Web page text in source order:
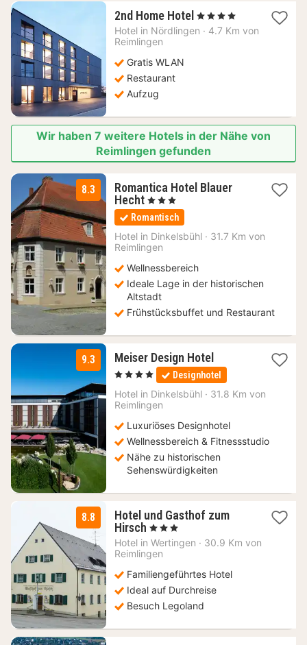
2nd Home Hotel 1
Nacht
, 4 Sterne
Hotel in Nördlingen · 4.7 Km von
Reimlingen
Gratis WLAN
Restaurant
Aufzug
Wir haben 7 weitere Hotels in der Nähe von
Reimlingen gefunden
8.3
Romantica Hotel Blauer
Hecht 1
Nacht
ab
88,83
€
, 3 Sterne
Romantisch
Hotel in Dinkelsbühl · 31.7 Km von
Reimlingen
Wellnessbereich
Ideale Lage in der historischen
Altstadt
Frühstücksbuffet und Restaurant
9.3 Meiser Design Hotel1
Nacht
ab
139
, 4 Sterne Designhotel
Hotel in Dinkelsbühl · 31.8 Km von
Reimlingen
Luxuriöses Designhotel
Wellnessbereich & Fitnessstudio
Nähe zu historischen
Sehenswürdigkeiten
8.8
Hotel und Gasthof zum
Hirsch 1
Nacht
ab
85,04
€
, 3 Sterne
Hotel in Wertingen · 30.9 Km von
Reimlingen
Familiengeführtes Hotel
Ideal auf Durchreise
Besuch Legoland